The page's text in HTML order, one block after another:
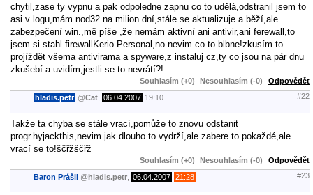
chytil,zase ty vypnu a pak odpoledne zapnu co to udělá,odstranil jsem to
asi v logu,mám nod32 na milion dní,stále se aktualizuje a běží,ale
zabezpečení win.,mě píše ,že nemám aktivní ani antivir,ani ferewall,to
jsem si stahl firewallKerio Personal,no nevim co to blbne!zkusím to
projíždět všema antivirama a spyware,z instaluj cz,ty co jsou na pár dnu
zkušebí a uvidím,jestli se to nevrátí?!
Souhlasím (+0) Nesouhlasím (-0) Odpovědět
hladis.petr @Cat 06.04.2007 19:10 #22
Takže ta chyba se stále vrací,pomůže to znovu odstanit
progr.hyjackthis,nevim jak dlouho to vydrží,ale zabere to pokaždé,ale
vrací se to!ščřžščřž
Souhlasím (+0) Nesouhlasím (-0) Odpovědět
Baron Prášil @hladis.petr 06.04.2007 21:28 #23